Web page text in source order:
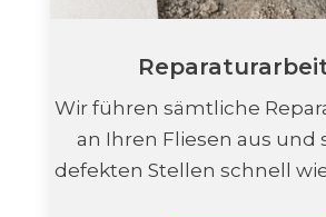
Wir führen sämtliche
an Ihren Fliesen aus und
defekten Stellen schnell